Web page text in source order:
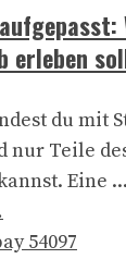
erleben
du mit
nur Teile
Eine